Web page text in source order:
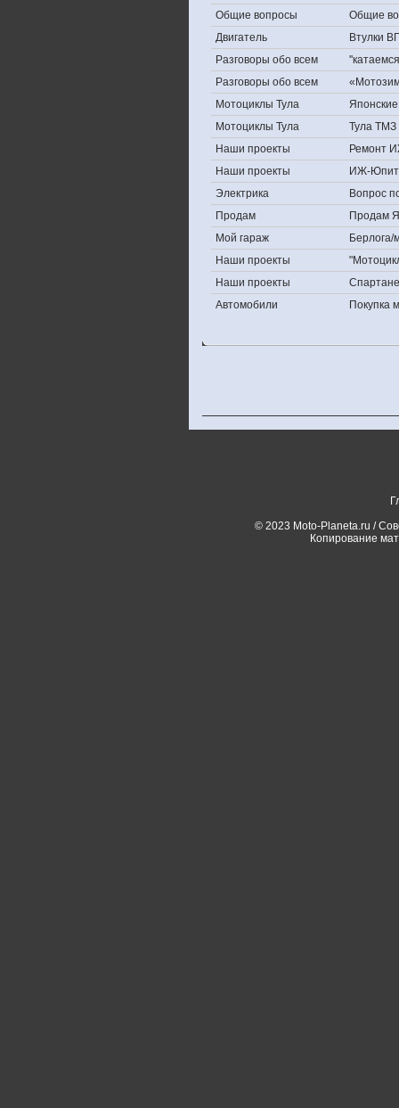
Общие вопросы
Общие
Двигатель
Втулки
Разговоры обо всем
Разговоры обо всем
Мотоциклы Тула
Мотоциклы Тула
Тула ТМЗ
Наши проекты
Ремонт
Наши проекты
ИЖ-
Электрика
Вопрос
Продам
Продам
Мой гараж
Берлога/
Наши проекты
Наши проекты
Автомобили
Покупка
© 2023 Moto-Planeta.ru /
Копирование